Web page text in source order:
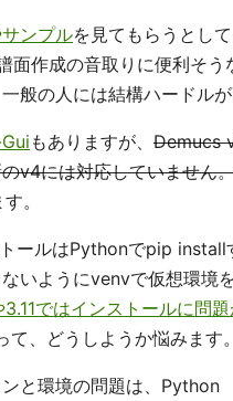
ンプルを見てもらうとし
面作成の音取りに便利そう
般の人には結構ハードルが
もありますが、 Demucs
v4には対応していません
。
ールはPythonでpip install
いようにvenvで仮想環境
ではインストールに問
て、どうしようか悩みます。
と環境の問題は、Python